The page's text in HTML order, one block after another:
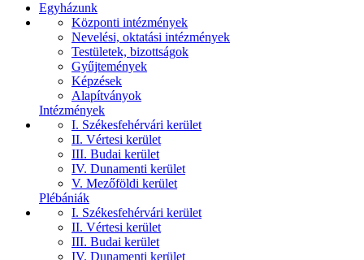
Egyházunk
Központi intézmények
Nevelési, oktatási intézmények
Testületek, bizottságok
Gyűjtemények
Képzések
Alapítványok
Intézmények
I. Székesfehérvári kerület
II. Vértesi kerület
III. Budai kerület
IV. Dunamenti kerület
V. Mezőföldi kerület
Plébániák
I. Székesfehérvári kerület
II. Vértesi kerület
III. Budai kerület
IV. Dunamenti kerület